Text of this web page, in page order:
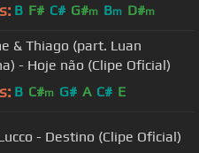
B F# C# G#m Bm D#m
& Thiago (part. Luan
- Hoje não (Clipe Oficial)
B C#m G# A C# E
- Destino (Clipe Oficial)